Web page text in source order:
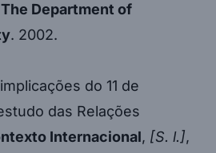
The Department of
. 2002.
do 11 de
das Relações
Internacional, [S. l.],